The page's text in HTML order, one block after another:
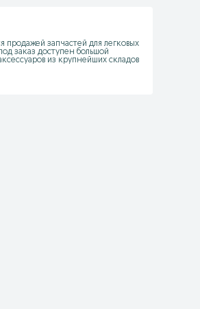
продажей запчастей для легковых
заказ доступен большой
из крупнейших складов